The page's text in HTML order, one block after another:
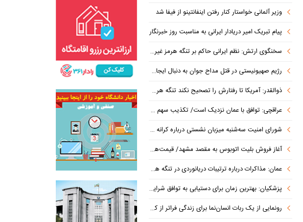
وزیر آلمانی خواستار کنار رفتن اینفانتینو از فیفا شد
پیام تبریک امیر دریادار ایرانی به مناسبت روز خبرنگار
سخنگوی ارتش: نظم ایرانی حاکم بر تنگه هرمز غیرقابل بازگشت است
رژیم صهیونیستی در قتل مداح جوان به دنبال ایجاد وحشت در جامعه است
ذوالقدر: آمریکا تا رفتارش را تصحیح نکند تنگه هرمز باز نخواهد شد
عراقچی: توافق با عمان نزدیک است/ تکذیب سهم ۱۱ درصدی ایران از خزر
شورای امنیت سه‌شنبه میزبان نشستی درباره کرانه باختری
آغاز فروش بلیت اتوبوس به مقصد مشهد/ قیمت‌ها اعلام شد
عمان: مذاکرات درباره ترتیبات دریانوردی در تنگه هرمز در فضای مثبت جریان دارد
پزشکیان‌: بهترین زمان برای دستیابی به توافق شرایط کنونی است
رونمایی از یک ربات انسان‌نما برای زندگی فراتر از کارخانه